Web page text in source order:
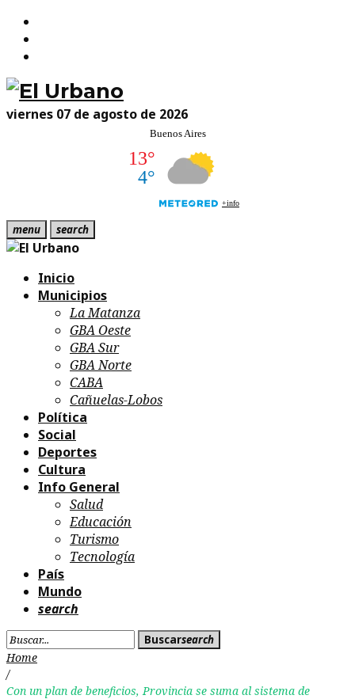
Skip
content
viernes 07 de agosto de 2026
menu search
Inicio
Municipios
La Matanza
GBA Oeste
GBA Sur
GBA Norte
CABA
Cañuelas-Lobos
Política
Social
Deportes
Cultura
Info General
Salud
Educación
Turismo
Tecnología
País
Mundo
search
Search
for:
Buscarsearch
Home
/
Con un plan de beneficios, Provincia se suma al sistema de